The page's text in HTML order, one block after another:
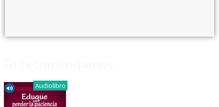
Audiolibro